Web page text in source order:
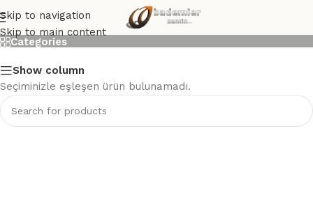
Skip to navigation
Skip to main content
Lladro
Categories
Show column
Seçiminizle eşleşen ürün bulunamadı.